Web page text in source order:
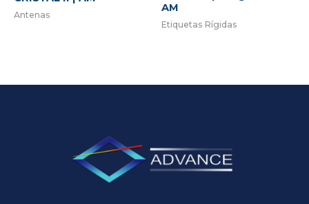
Antenas
AM
Etiquetas Rígidas